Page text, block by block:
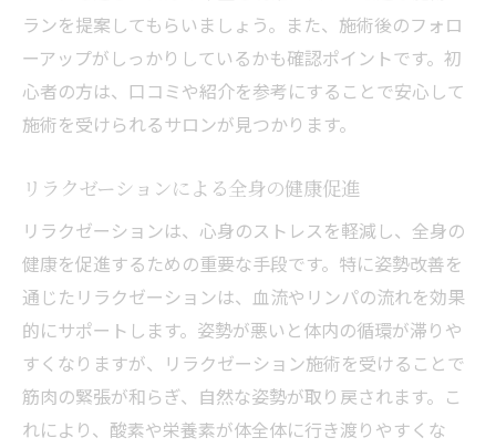
ランを提案してもらいましょう。また、施術後のフォロ
ーアップがしっかりしているかも確認ポイントです。初
心者の方は、口コミや紹介を参考にすることで安心して
施術を受けられるサロンが見つかります。
リラクゼーションによる全身の健康促進
リラクゼーションは、心身のストレスを軽減し、全身の
健康を促進するための重要な手段です。特に姿勢改善を
通じたリラクゼーションは、血流やリンパの流れを効果
的にサポートします。姿勢が悪いと体内の循環が滞りや
すくなりますが、リラクゼーション施術を受けることで
筋肉の緊張が和らぎ、自然な姿勢が取り戻されます。こ
れにより、酸素や栄養素が体全体に行き渡りやすくな